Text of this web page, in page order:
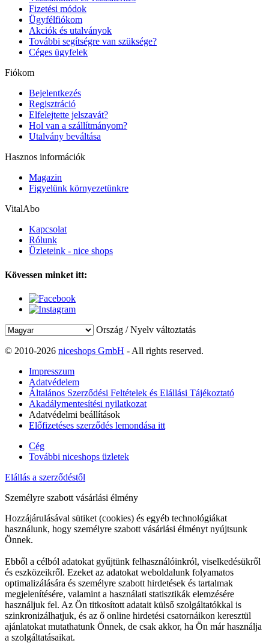
Fizetési módok
Ügyfélfiókom
Akciók és utalványok
További segítségre van szüksége?
Céges ügyfelek
Fiókom
Bejelentkezés
Regisztráció
Elfelejtette jelszavát?
Hol van a szállítmányom?
Utalvány beváltása
Hasznos információk
Magazin
Figyelünk környezetünkre
VitalAbo
Kapcsolat
Rólunk
Üzleteink - nice shops
Kövessen minket itt:
Ország / Nyelv változtatás
© 2010-2026 niceshops GmbH - All rights reserved.
Impresszum
Adatvédelem
Általános Szerződési Feltételek és Elállási Tájékoztató
Akadálymentesítési nyilatkozat
Adatvédelmi beállítások
Előfizetéses szerződés lemondása itt
Cég
További niceshops üzletek
Elállás a szerződéstől
Személyre szabott vásárlási élmény
Hozzájárulásával sütiket (cookies) és egyéb technológiákat
használunk, hogy személyre szabott vásárlási élményt nyújtsunk
Önnek.
Ebből a célból adatokat gyűjtünk felhasználóinkról, viselkedésükről
és eszközeikről. Ezeket az adatokat weboldalunk folyamatos
optimalizálására és személyre szabott hirdetések és tartalmak
megjelenítésére, valamint a használati statisztikák elemzésére
használjuk fel. Az Ön titkosított adatait külső szolgáltatókkal is
szinkronizálhatjuk, és az ő online hirdetési csatornáikon keresztül
ajánlatokat mutathatunk Önnek, de csak akkor, ha Ön már használja
a szolgáltatásaikat.